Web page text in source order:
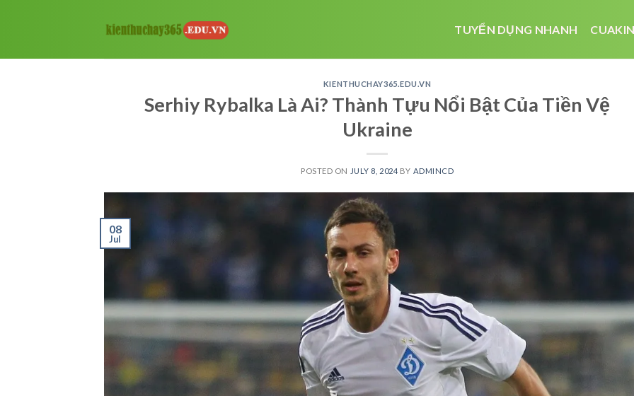
TUYỂN DỤNG NHANH
KIENTHUCHAY365.EDU.VN
Serhiy Rybalka Là Ai? Thành Tựu Nổi Bật Của Tiền Vệ
Ukraine
POSTED ON JULY 8, 2024 BY ADMINCD
08
Jul